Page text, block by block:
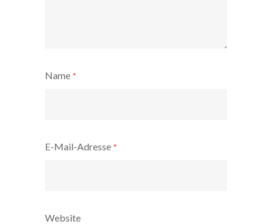
Name *
E-Mail-Adresse *
Website